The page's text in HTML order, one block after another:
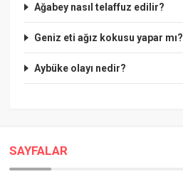
Ağabey nasıl telaffuz edilir?
Geniz eti ağız kokusu yapar mı?
Aybüke olayı nedir?
SAYFALAR